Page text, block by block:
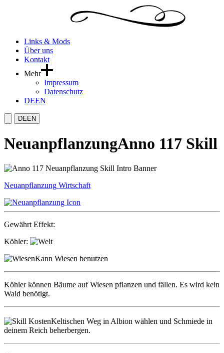
Links & Mods
Über uns
Kontakt
Mehr
Impressum
Datenschutz
DEEN
DEEN
NeuanpflanzungAnno 117 Skill
Neuanpflanzung Wirtschaft
Gewährt Effekt:
Köhler:
Kann Wiesen benutzen
Köhler können Bäume auf Wiesen pflanzen und fällen. Es wird kein
Wald benötigt.
Keltischen Weg in Albion wählen und Schmiede in
deinem Reich beherbergen.